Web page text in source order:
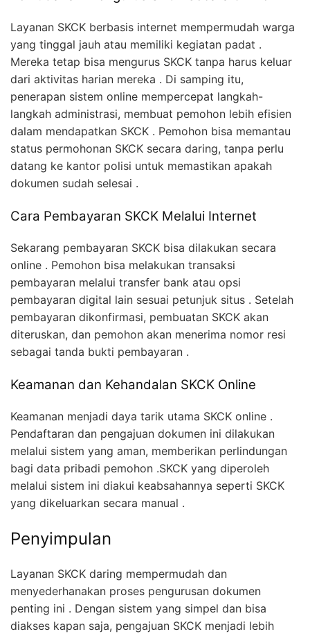
Layanan SKCK berbasis internet mempermudah warga
yang tinggal jauh atau memiliki kegiatan padat .
Mereka tetap bisa mengurus SKCK tanpa harus keluar
dari aktivitas harian mereka . Di samping itu,
penerapan sistem online mempercepat langkah-
langkah administrasi, membuat pemohon lebih efisien
dalam mendapatkan SKCK . Pemohon bisa memantau
status permohonan SKCK secara daring, tanpa perlu
datang ke kantor polisi untuk memastikan apakah
dokumen sudah selesai .
Cara Pembayaran SKCK Melalui Internet
Sekarang pembayaran SKCK bisa dilakukan secara
online . Pemohon bisa melakukan transaksi
pembayaran melalui transfer bank atau opsi
pembayaran digital lain sesuai petunjuk situs . Setelah
pembayaran dikonfirmasi, pembuatan SKCK akan
diteruskan, dan pemohon akan menerima nomor resi
sebagai tanda bukti pembayaran .
Keamanan dan Kehandalan SKCK Online
Keamanan menjadi daya tarik utama SKCK online .
Pendaftaran dan pengajuan dokumen ini dilakukan
melalui sistem yang aman, memberikan perlindungan
bagi data pribadi pemohon .SKCK yang diperoleh
melalui sistem ini diakui keabsahannya seperti SKCK
yang dikeluarkan secara manual .
Penyimpulan
Layanan SKCK daring mempermudah dan
menyederhanakan proses pengurusan dokumen
penting ini . Dengan sistem yang simpel dan bisa
diakses kapan saja, pengajuan SKCK menjadi lebih